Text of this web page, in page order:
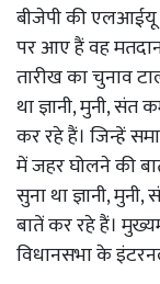
बीजेपी की एलआईयू
पर आए हैं वह
तारीख का चुनाव
था ज्ञानी, मुनी,
कर रहे हैं। जिन्हें
में जहर घोलने की
सुना था ज्ञानी,
बातें कर रहे हैं।
विधानसभा के